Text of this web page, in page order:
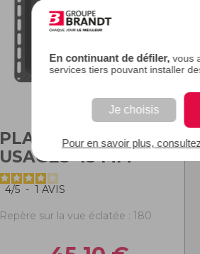
En continuant de défiler, vous
services tiers pouvant installer
Je choisis
Pour en savoir plus,
PLAT MULTI-
USAGES 45 MM
4/5 - 1 AVIS
Repère sur la vue éclatée : 180